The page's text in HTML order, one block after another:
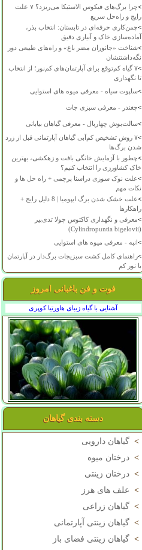
>
چرا برگ‌های فیکوس الاستیکا می‌ریزد؟ ۷ علت
رایج و راه‌حل سریع
>چمن‌کاری حرفه‌ای در تابستان: انتخاب بذر،
آماده‌سازی خاک و آبیاری دقیق
>شناخت «جانوران مضر باغ» و راه‌های طبیعی دور
نگه‌داشتنشان
>
۷ گیاه کم‌توقع برای آپارتمان‌های کم‌نور؛ از انتخاب
تا نگهداری
>ساپوت سیاه - معرفی میوه های استوایی
>چغندر - معرفی سبزی جات
>سالت‌بوش چهاربال - معرفی گیاهان بیابانی
>
۷ روش تشخیص کم‌آبی گیاهان آپارتمانی قبل از زرد
شدن برگ‌ها
>چطور با آزمایش خانگی بافت و زهکشی، بهترین
خاک کشاورزی را انتخاب کنیم؟
>علت نوک سوزی دراسنا پرچمی + راه حل ها و
نکات مهم
>
علت خشک شدن برگ ایپومیا | 8 دلیل رایج +
راهکارها
>معرفی و نگهداری کاکتوس چولا تدی‌بیر
(Cylindropuntia bigelovii)
>انبه - معرفی میوه های استوایی
>راهنمای کامل کشت سبزیجات برگ‌دار در آپارتمان
با نور کم
فوت و فن باغبانی امروز
آشنایی با گیاه زیبای هاورتیا کوپری
دسته بندی گیاهان
> گیاهان دارویی
> درختان میوه
> درختان زینتی
> علف های هرز
> گیاهان زراعی
> گیاهان زینتی آپارتمانی
> گیاهان زینتی فضای باز